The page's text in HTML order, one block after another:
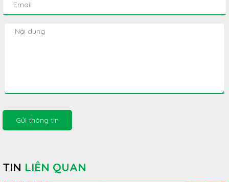
Gửi thông tin
TIN LIÊN QUAN